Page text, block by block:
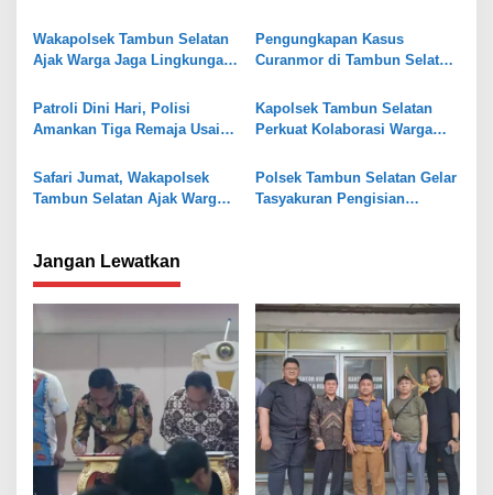
o
s
Wakapolsek Tambun Selatan
Ajak Warga Jaga Lingkungan
Bersih dan Asri”
Pengungkapan Kasus
Curanmor di Tambun Selatan,
dan Puluhan Amunisi
Patroli Dini Hari, Polisi
Amankan Tiga Remaja Usai
Kapolsek Tambun Selatan
Perkuat Kolaborasi Warga
Kamtibmas
Safari Jumat, Wakapolsek
Tambun Selatan Ajak Warga
Polsek Tambun Selatan Gelar
Tasyakuran Pengisian
Jangan Lewatkan